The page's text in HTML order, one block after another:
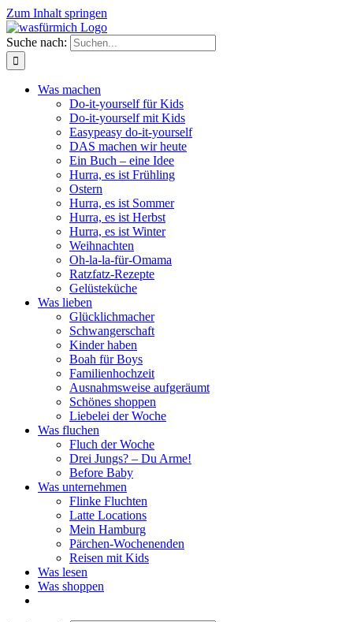
Zum Inhalt springen
Suche nach:
Was machen
Do-it-yourself für Kids
Do-it-yourself mit Kids
Easypeasy do-it-yourself
DAS machen wir heute
Ein Buch – eine Idee
Hurra, es ist Frühling
Ostern
Hurra, es ist Sommer
Hurra, es ist Herbst
Hurra, es ist Winter
Weihnachten
Oh-la-la-für-Omama
Ratzfatz-Rezepte
Gelüsteküche
Was lieben
Glücklichmacher
Schwangerschaft
Kinder haben
Boah für Boys
Familienhochzeit
Ausnahmsweise aufgeräumt
Schönes shoppen
Liebelei der Woche
Was fluchen
Fluch der Woche
Drei Jungs? – Du Arme!
Before Baby
Was unternehmen
Flinke Fluchten
Latte Locations
Mein Hamburg
Pärchen-Wochenenden
Reisen mit Kids
Was lesen
Was shoppen